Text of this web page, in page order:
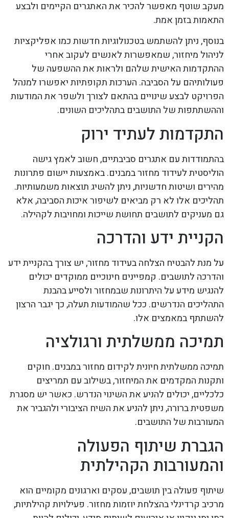
מעקב שוטף מאפשר להכיר את האתגרים הקיימים ולבצע
התאמות בזמן אמת.
בנוסף, ניתן להשתמש בטכנולוגיות חדשות כמו אפליקציות
לניהול מיחזור, שמאפשרות לאנשים לעקוב אחרי
ההתקדמות האישית שלהם ולראות את ההשפעה של
פעולותיהם על הסביבה. הערכות תקופתיות יאפשרו למנהל
הפרויקט לבצע שינויים בהתאם לצורך ולשפר את המודעות
וההשתתפות של התושבים בתהליכים השונים.
התקדמות לעתיד ירוק
בהתמודדות עם אתגרים סביבתיים, חשוב לאמץ גישה
הוליסטית לעידוד מחזור במבנים. באמצעות יישום פתרונות
מהירים ושיטות חדשניות, ניתן להשיג תוצאות משמעותיות.
תהליכים אלו לא רק מביאים לשיפור איכות הסביבה, אלא
גם מעניקים לתושבים תחושת שייכות ומחויבות לקהילה.
הקניית ידע והדרכה
על מנת להבטיח הצלחה בעידוד מחזור, יש צורך בהקניית ידע
והדרכה לתושבים. קמפיינים חינוכיים ממוקדים יכולים
להנגיש מידע על היתרונות שבמחזור ולסייע בהבנת
התהליכים הנדרשים. ככל שהמודעות תעלה, כך יגבר הרצון
להשתתף במאמצים אלו.
תמיכה ממשלתית ורגולציה
תמיכה ממשלתית חיונית לקידום מחזור במבנים. חוקים
ותקנות המקדמים את המיחזור, בשילוב עם תמריצים
כלכליים, יכולים להניע את השינוי הנדרש. כאשר יש מסגרת
משפטית ברורה, ניתן להניע את השיח הציבורי ולהגביר את
המעורבות של התושבים.
הגברת שיתוף הפעולה
והמעורבות הקהילתית
שיתוף פעולה בין תושבים, עסקים וארגונים מקומיים הוא
מרכיב קרדינלי בהצלחת יוזמות מחזור. פעילויות קהילתיות,